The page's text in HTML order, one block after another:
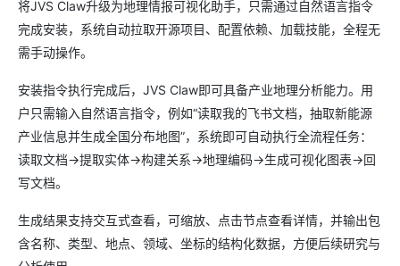
将JVS Claw升级为地理情报可视化助手，只需通过自然语言指令
完成安装，系统自动拉取开源项目、配置依赖、加载技能，全程无
需手动操作。
安装指令执行完成后，JVS Claw即可具备产业地理分析能力。用
户只需输入自然语言指令，例如“读取我的飞书文档，抽取新能源
产业信息并生成全国分布地图”，系统即可自动执行全流程任务：
读取文档→提取实体→构建关系→地理编码→生成可视化图表→回
写文档。
生成结果支持交互式查看，可缩放、点击节点查看详情，并输出包
含名称、类型、地点、领域、坐标的结构化数据，方便后续研究与